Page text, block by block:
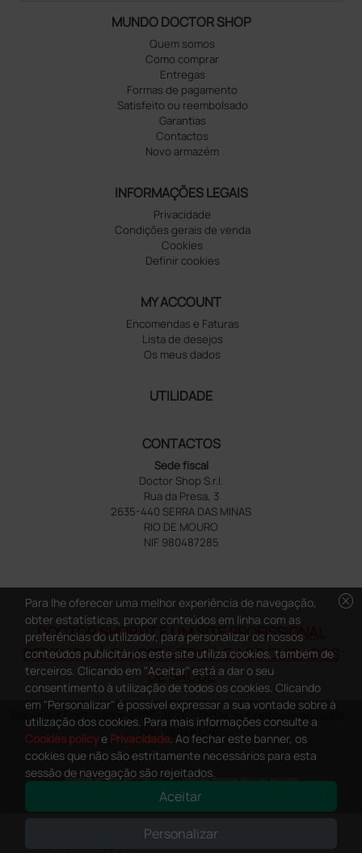
MUNDO DOCTOR SHOP
Quem somos
Como comprar
Entregas
Formas de pagamento
Satisfeito ou reembolsado
Garantias
Contactos
Novo armazém
INFORMAÇÕES LEGAIS
Privacidade
Condições gerais de venda
Cookies
Definir cookies
MY ACCOUNT
Encomendas e Faturas
Lista de desejos
Os meus dados
UTILIDADE
CONTACTOS
Sede fiscal
Doctor Shop S.r.l.
Rua da Presa, 3
2635-440 SERRA DAS MINAS
RIO DE MOURO
NIF 980487285
DOCTOR SHOP.PT É UM SITE PROFISSIONAL
DEDICADO À CLASSE MÉDICA E AOS CUIDADOS
DE SAÚDE
Copyright DoctorShop 2005-2026 - Todos os direitos reservados -
NIF: 980487285
This site is protected by reCAPTCHA and the Google
cancel
Para lhe oferecer uma melhor experiência de navegação,
obter estatísticas, propor conteúdos em linha com as
preferências do utilizador, para personalizar os nossos
conteúdos publicitários este site utiliza cookies, também de
terceiros. Clicando em "Aceitar" está a dar o seu
consentimento à utilização de todos os cookies. Clicando
em "Personalizar" é possível expressar a sua vontade sobre à
utilização dos cookies. Para mais informações consulte a
Cookies policye Privacidade. Ao fechar este banner, os
cookies que não são estritamente necessários para esta
sessão de navegação são rejeitados.
Aceitar
Personalizar